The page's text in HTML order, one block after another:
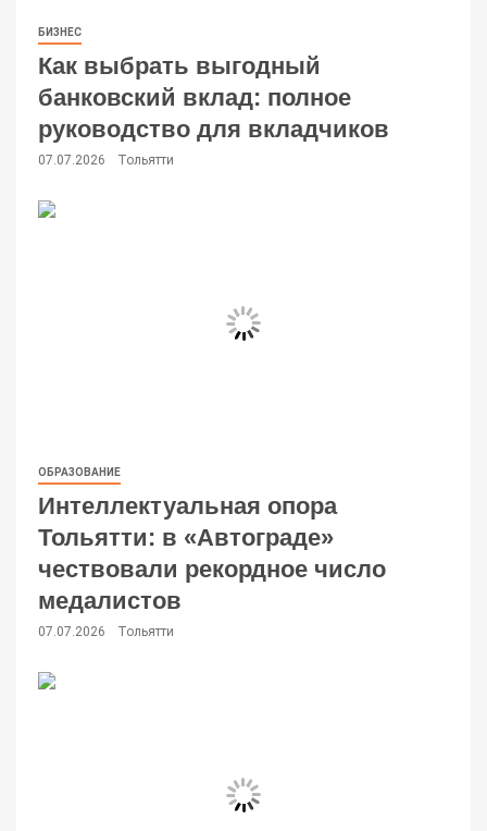
БИЗНЕС
Как выбрать выгодный
банковский вклад: полное
руководство для вкладчиков
07.07.2026 Тольятти
ОБРАЗОВАНИЕ
Интеллектуальная опора
Тольятти: в «Автограде»
чествовали рекордное число
медалистов
07.07.2026 Тольятти